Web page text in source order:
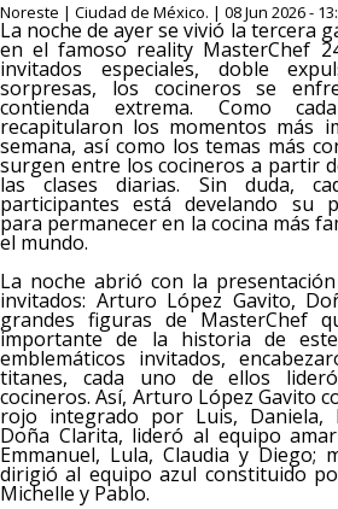
Noreste | Ciudad de México. | 08 Jun 2026 -
La noche de ayer se vivió la tercera
en el famoso reality MasterChef
invitados especiales, doble
sorpresas, los cocineros se
contienda extrema. Como
recapitularon los momentos más
semana, así como los temas más
surgen entre los cocineros a partir
las clases diarias. Sin duda,
participantes está develando su
para permanecer en la cocina más
el mundo.
La noche abrió con la
invitados: Arturo López Gavito,
grandes figuras de MasterChef
importante de la historia de
emblemáticos invitados,
titanes, cada uno de ellos
cocineros. Así, Arturo López Gavito
rojo integrado por Luis, Daniela,
Doña Clarita, lideró al equipo
Emmanuel, Lula, Claudia y Diego;
dirigió al equipo azul constituido
Michelle y Pablo.